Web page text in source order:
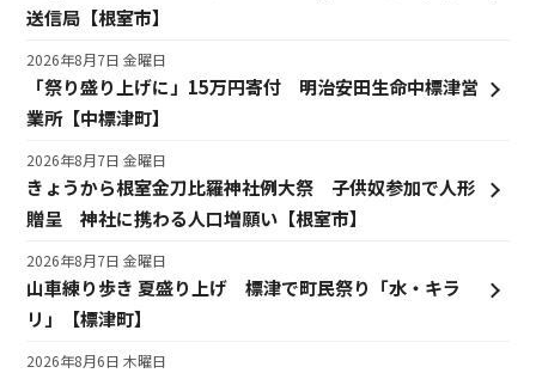
送信局【根室市】
「祭り盛り上げに」15万円寄付 明治安田生命中標津営
業所【中標津町】
2026年8月7日 金曜日
きょうから根室金刀比羅神社例大祭 子供奴参加で人形
贈呈 神社に携わる人口増願い【根室市】
2026年8月7日 金曜日
山車練り歩き 夏盛り上げ 標津で町民祭り「水・キラ
リ」【標津町】
2026年8月7日 金曜日
2026年8月6日 木曜日